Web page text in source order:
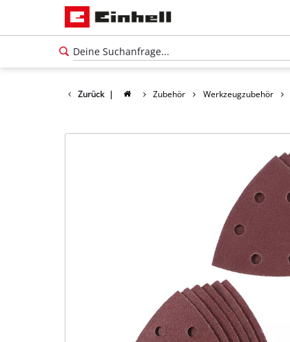
Zurück | Zubehör Werkzeugzubehör